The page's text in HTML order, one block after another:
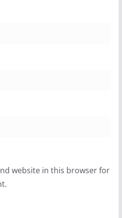
website in this browser for